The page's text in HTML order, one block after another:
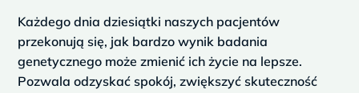
Każdego dnia dziesiątki naszych pacjentów
przekonują się, jak bardzo wynik badania
genetycznego może zmienić ich życie na lepsze.
Pozwala odzyskać spokój, zwiększyć skuteczność